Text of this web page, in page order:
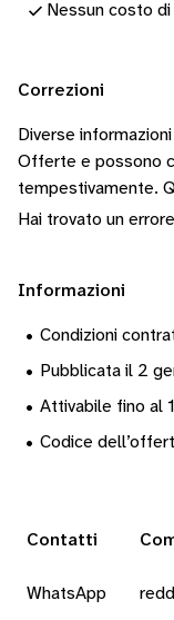
Nessun costo
Correzioni
Diverse
Offerte e possono
tempestivamente.
Hai trovato un
Informazioni
• Condizioni
• Pubblicata il 2
• Attivabile fino al
• Codice
Contatti
WhatsApp